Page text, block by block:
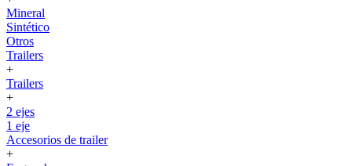
Mineral
Sintético
Otros
Trailers
+
Trailers
+
2 ejes
1 eje
Accesorios de trailer
+